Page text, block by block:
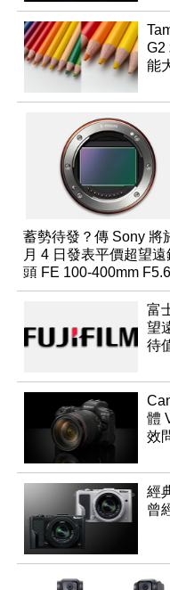
G2
能
蓄勢待發？傳 Sony 將
月 4 日發表平價超望遠
頭 FE 100-400mm
富
望
待
體
效
經
曾